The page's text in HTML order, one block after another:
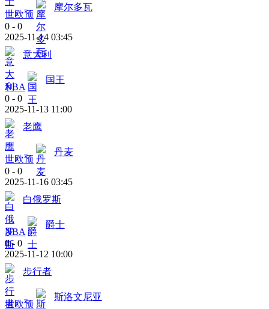
世欧预
摩尔多瓦
0 - 0
2025-11-14 03:45
意大利
NBA
国王
0 - 0
2025-11-13 11:00
老鹰
世欧预
丹麦
0 - 0
2025-11-16 03:45
白俄罗斯
NBA
爵士
0 - 0
2025-11-12 10:00
步行者
世欧预
斯洛文尼亚